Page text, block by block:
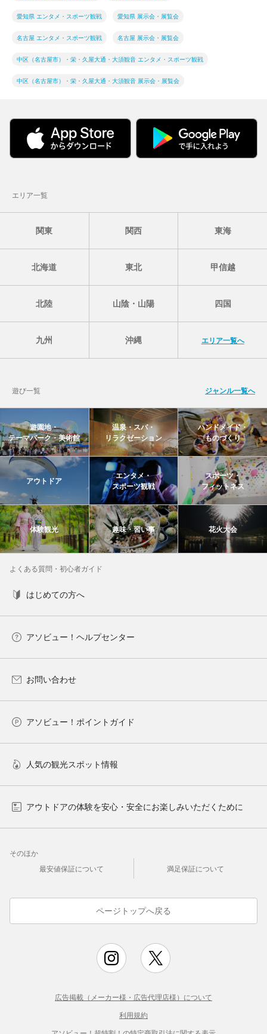
愛知県 エンタメ・スポーツ観戦 愛知県 展示会・展覧会
名古屋 エンタメ・スポーツ観戦 名古屋 展示会・展覧会
中区（名古屋市）・栄・久屋大通・大須観音 エンタメ・スポーツ観戦
中区（名古屋市）・栄・久屋大通・大須観音 展示会・展覧会
エリア一覧
関東 関西 東海
北海道 東北 甲信越
北陸 山陰・山陽 四国
九州 沖縄 エリア一覧へ
遊び一覧 ジャンル一覧へ
遊園地・
テーマパーク・美術館
温泉・スパ・
リラクゼーション
ハンドメイド・
ものづくり
アウトドア
エンタメ・
スポーツ観戦
スポーツ・
フィットネス
体験観光 趣味・習い事 花火大会
よくある質問・初心者ガイド
はじめての方へ
アソビュー！ヘルプセンター
お問い合わせ
アソビュー！ポイントガイド
人気の観光スポット情報
アウトドアの体験を安心・安全にお楽しみいただくために
そのほか
最安値保証について
満足保証について
ページトップへ戻る
広告掲載（メーカー様・広告代理店様）について
利用規約